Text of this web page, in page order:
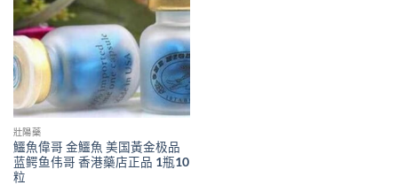
壯陽藥
鱷魚偉哥 金鱷魚 美国黃金极品
蓝鳄鱼伟哥 香港藥店正品 1瓶10
粒